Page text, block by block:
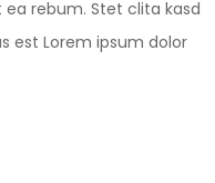
rebum. Stet clita kasd
est Lorem ipsum dolor